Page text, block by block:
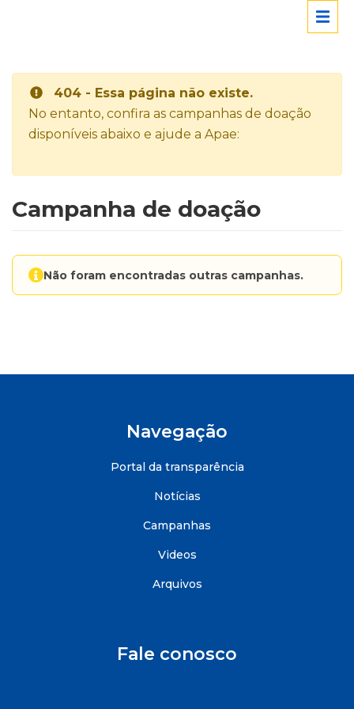
404 - Essa página não existe.
No entanto, confira as campanhas de doação
disponíveis abaixo e ajude a Apae:
Campanha de doação
Não foram encontradas outras campanhas.
Navegação
Portal da transparência
Notícias
Campanhas
Videos
Arquivos
Fale conosco